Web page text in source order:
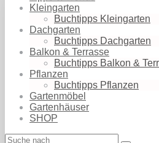
Kleingarten
Buchtipps Kleingarten
Dachgarten
Buchtipps Dachgarten
Balkon & Terrasse
Buchtipps Balkon &
Pflanzen
Buchtipps Pflanzen
Gartenmöbel
Gartenhäuser
SHOP